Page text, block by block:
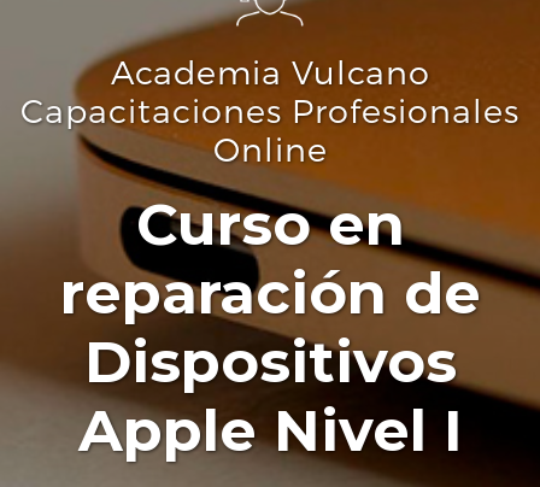
Academia Vulcano
Capacitaciones Profesionales
Online
Curso en
reparación de
Dispositivos
Apple Nivel I